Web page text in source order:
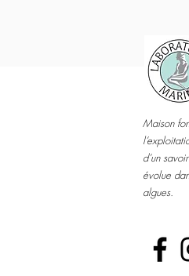
Maison
d’un
évolue
algues.